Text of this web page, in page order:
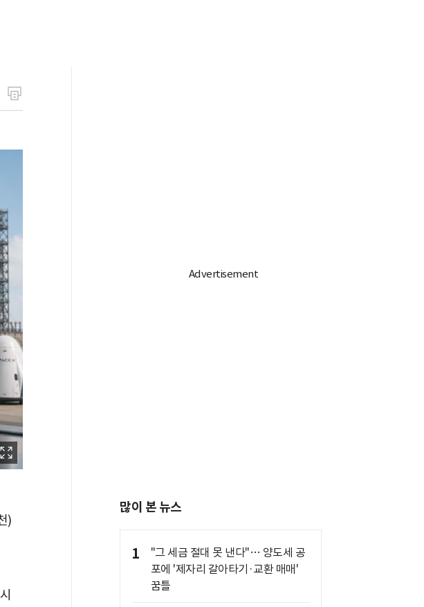
)
많이 본 뉴스
1
"그 세금 절대 못 낸다"… 양도세 공
포에 '제자리 갈아타기·교환 매매'
꿈틀